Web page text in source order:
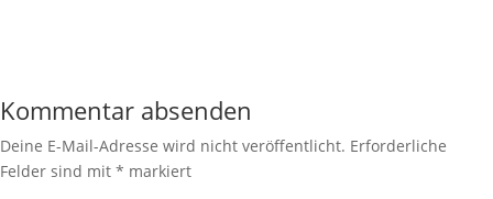
Kommentar absenden
Deine E-Mail-Adresse wird nicht veröffentlicht. Erforderliche
Felder sind mit * markiert